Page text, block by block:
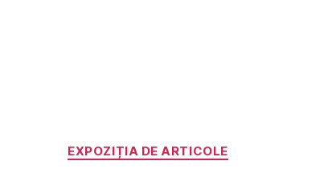
Categorii
EXPOZIȚIA DE ARTICOLE